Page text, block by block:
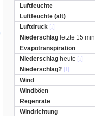
Luftfeuchte
Luftfeuchte (alt)
Luftdruck [i]
Niederschlag letzte 15 min.
Evapotranspiration
Niederschlag heute [i]
Niederschlag? [i]
Wind
Windböen
Regenrate
Windrichtung